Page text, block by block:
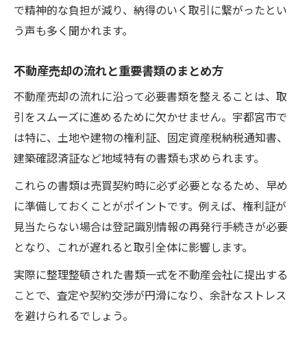
で精神的な負担が減り、納得のいく取引に繋がったとい
う声も多く聞かれます。
不動産売却の流れと重要書類のまとめ方
不動産売却の流れに沿って必要書類を整えることは、取
引をスムーズに進めるために欠かせません。宇都宮市で
は特に、土地や建物の権利証、固定資産税納税通知書、
建築確認済証など地域特有の書類も求められます。
これらの書類は売買契約時に必ず必要となるため、早め
に準備しておくことがポイントです。例えば、権利証が
見当たらない場合は登記識別情報の再発行手続きが必要
となり、これが遅れると取引全体に影響します。
実際に整理整頓された書類一式を不動産会社に提出する
ことで、査定や契約交渉が円滑になり、余計なストレス
を避けられるでしょう。